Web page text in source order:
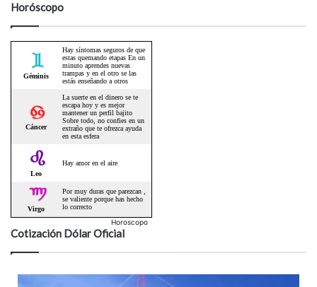
Horóscopo
Horoscopo
Cotización Dólar Oficial